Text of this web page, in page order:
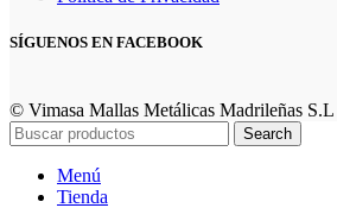
SÍGUENOS EN FACEBOOK
© Vimasa Mallas Metálicas Madrileñas S.L
Search
Menú
Tienda